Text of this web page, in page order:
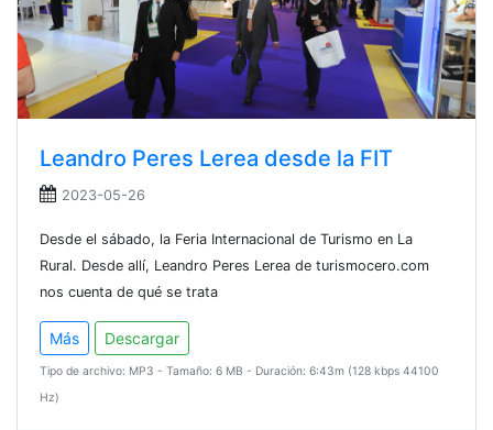
Leandro Peres Lerea desde la FIT
2023-05-26
Desde el sábado, la Feria Internacional de Turismo en La
Rural. Desde allí, Leandro Peres Lerea de turismocero.com
nos cuenta de qué se trata
Más Descargar
Tipo de archivo: MP3 - Tamaño: 6 MB - Duración: 6:43m (128 kbps 44100
Hz)